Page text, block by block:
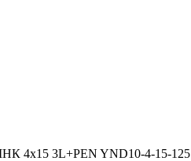
4х15 3L+PEN YND10-4-15-125